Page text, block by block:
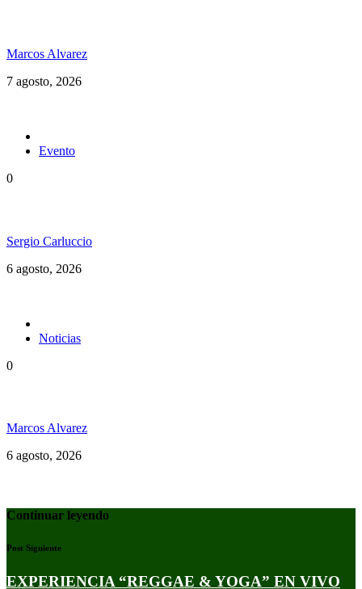
Marcos Alvarez
7 agosto, 2026
Evento
0
Sergio Carluccio
6 agosto, 2026
Noticias
0
Marcos Alvarez
6 agosto, 2026
Continuar leyendo
Post Siguiente
EXPERIENCIA “REGGAE & YOGA” EN VIVO